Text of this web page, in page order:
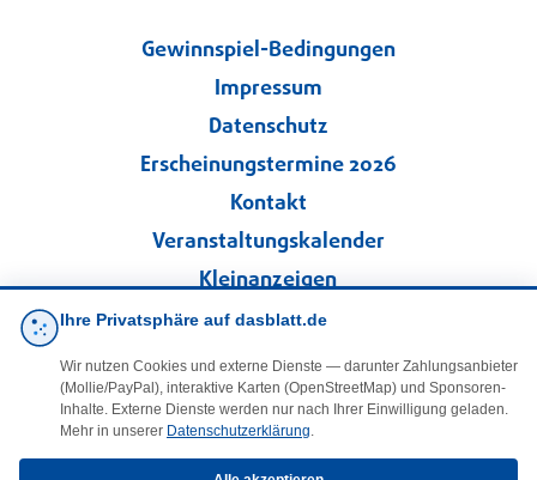
Gewinnspiel-Bedingungen
Impressum
Datenschutz
Erscheinungstermine 2026
Kontakt
Veranstaltungskalender
Kleinanzeigen
Folgen Sie uns!
Ihre Privatsphäre auf dasblatt.de
Wir nutzen Cookies und externe Dienste — darunter Zahlungsanbieter
(Mollie/PayPal), interaktive Karten (OpenStreetMap) und Sponsoren-
Inhalte. Externe Dienste werden nur nach Ihrer Einwilligung geladen.
Mehr in unserer Datenschutzerklärung.